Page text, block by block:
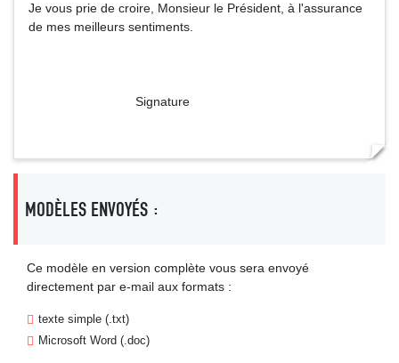
Je vous prie de croire, Monsieur le Président, à l'assurance
de mes meilleurs sentiments.
Signature
MODÈLES ENVOYÉS :
Ce modèle en version complète vous sera envoyé
directement par e-mail aux formats :
texte simple (.txt)
Microsoft Word (.doc)